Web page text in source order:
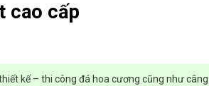
cao cấp
kế – thi công đá hoa cương cũng như